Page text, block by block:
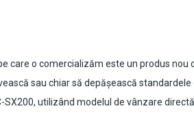
care o comercializăm este un produs
sau chiar să depășească
SX200, utilizând modelul de vânzare